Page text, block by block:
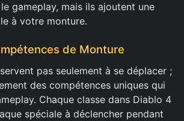
gameplay, mais ils ajoutent une
à votre monture.
de Monture
pas seulement à se déplacer ;
des compétences uniques qui
Chaque classe dans Diablo 4
spéciale à déclencher pendant